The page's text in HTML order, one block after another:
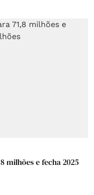
milhões e fecha 2025